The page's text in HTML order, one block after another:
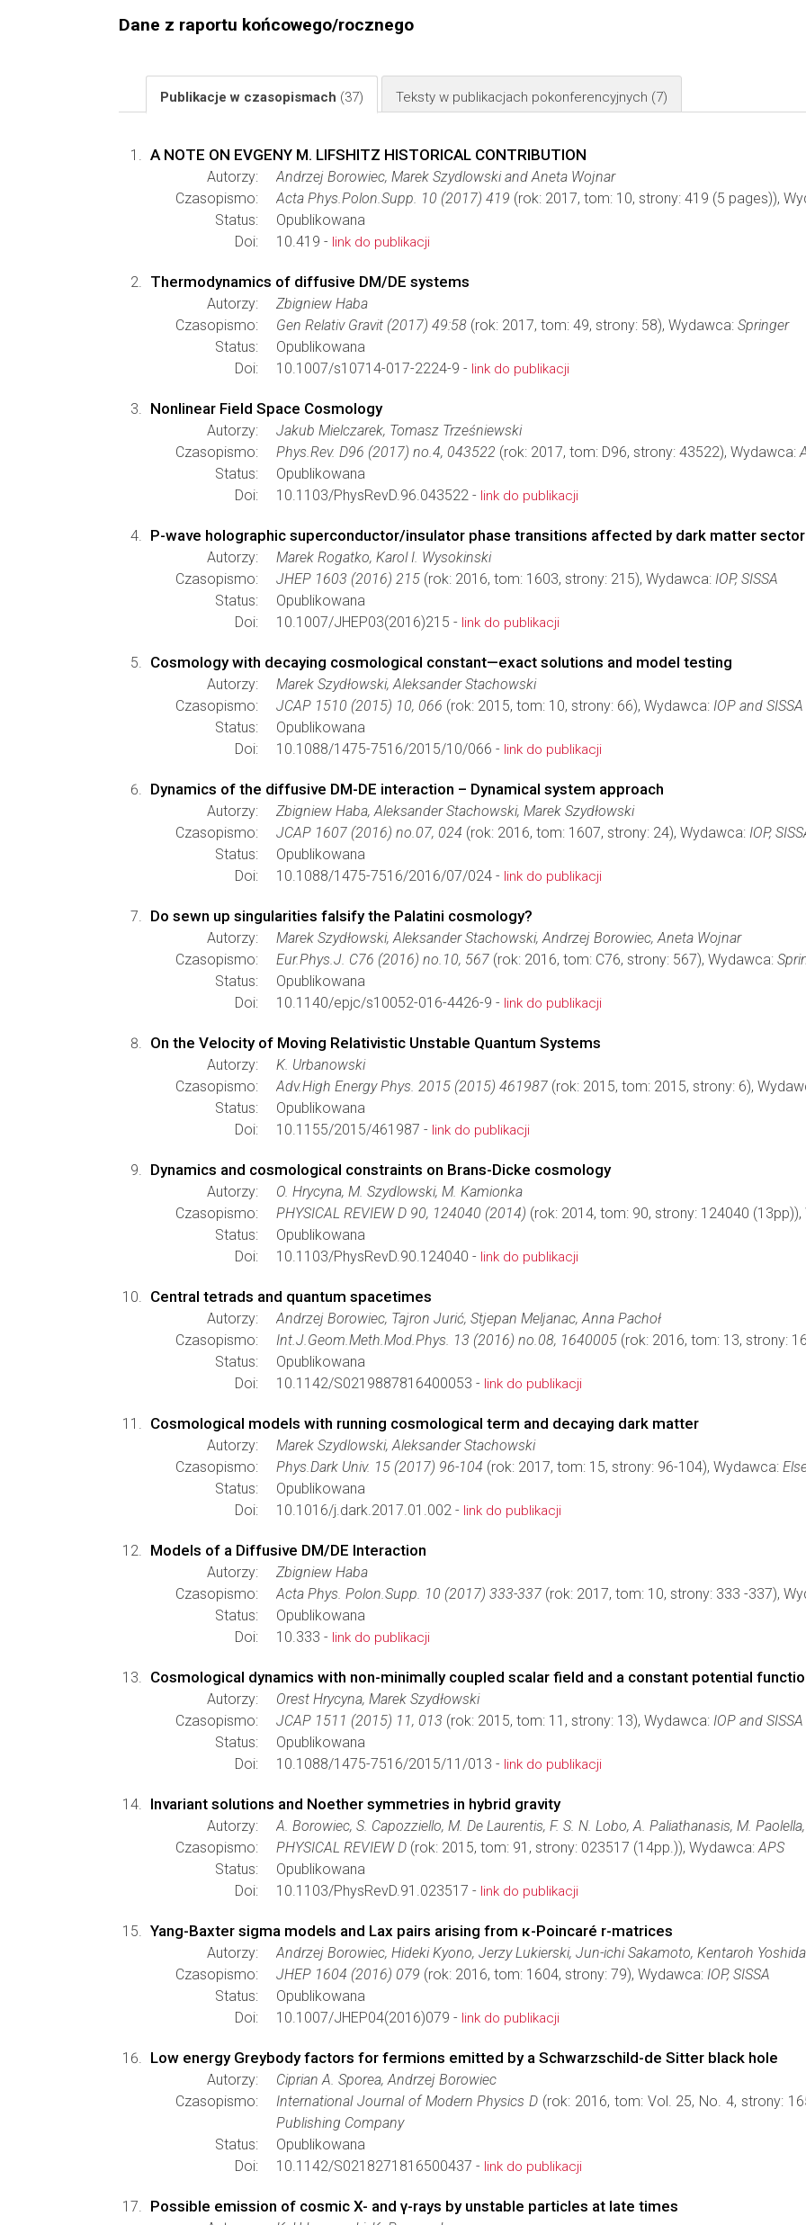
Dane z raportu końcowego/rocznego
Publikacje w czasopismach (37) Teksty w publikacjach pokonferencyjnych (7)
A NOTE ON EVGENY M. LIFSHITZ HISTORICAL CONTRIBUTION
Autorzy:
Andrzej Borowiec, Marek Szydlowski and Aneta Wojnar
Czasopismo:
Acta Phys.Polon.Supp. 10 (2017) 419 (rok: 2017, tom: 10, strony: 419 (5 pages)),
Status:
Opublikowana
Doi:
10.419 - link do publikacji
Thermodynamics of diffusive DM/DE systems
Autorzy:
Zbigniew Haba
Czasopismo:
Gen Relativ Gravit (2017) 49:58 (rok: 2017, tom: 49, strony: 58), Wydawca: Springer
Status:
Opublikowana
Doi:
10.1007/s10714-017-2224-9 - link do publikacji
Nonlinear Field Space Cosmology
Autorzy:
Jakub Mielczarek, Tomasz Trześniewski
Czasopismo:
Phys.Rev. D96 (2017) no.4, 043522 (rok: 2017, tom: D96, strony: 43522), Wydawca:
Status:
Opublikowana
Doi:
10.1103/PhysRevD.96.043522 - link do publikacji
P-wave holographic superconductor/insulator phase transitions affected by dark matter sector
Autorzy:
Marek Rogatko, Karol I. Wysokinski
Czasopismo:
JHEP 1603 (2016) 215 (rok: 2016, tom: 1603, strony: 215), Wydawca: IOP, SISSA
Status:
Opublikowana
Doi:
10.1007/JHEP03(2016)215 - link do publikacji
Cosmology with decaying cosmological constant—exact solutions and model testing
Autorzy:
Marek Szydłowski, Aleksander Stachowski
Czasopismo:
JCAP 1510 (2015) 10, 066 (rok: 2015, tom: 10, strony: 66), Wydawca: IOP and SISSA
Status:
Opublikowana
Doi:
10.1088/1475-7516/2015/10/066 - link do publikacji
Dynamics of the diffusive DM-DE interaction – Dynamical system approach
Autorzy:
Zbigniew Haba, Aleksander Stachowski, Marek Szydłowski
Czasopismo:
JCAP 1607 (2016) no.07, 024 (rok: 2016, tom: 1607, strony: 24), Wydawca: IOP,
Status:
Opublikowana
Doi:
10.1088/1475-7516/2016/07/024 - link do publikacji
Do sewn up singularities falsify the Palatini cosmology?
Autorzy:
Marek Szydłowski, Aleksander Stachowski, Andrzej Borowiec, Aneta Wojnar
Czasopismo:
Eur.Phys.J. C76 (2016) no.10, 567 (rok: 2016, tom: C76, strony: 567), Wydawca:
Status:
Opublikowana
Doi:
10.1140/epjc/s10052-016-4426-9 - link do publikacji
On the Velocity of Moving Relativistic Unstable Quantum Systems
Autorzy:
K. Urbanowski
Czasopismo:
Adv.High Energy Phys. 2015 (2015) 461987 (rok: 2015, tom: 2015, strony: 6),
Status:
Opublikowana
Doi:
10.1155/2015/461987 - link do publikacji
Dynamics and cosmological constraints on Brans-Dicke cosmology
Autorzy:
O. Hrycyna, M. Szydlowski, M. Kamionka
Czasopismo:
PHYSICAL REVIEW D 90, 124040 (2014) (rok: 2014, tom: 90, strony: 124040
Status:
Opublikowana
Doi:
10.1103/PhysRevD.90.124040 - link do publikacji
Central tetrads and quantum spacetimes
Autorzy:
Andrzej Borowiec, Tajron Jurić, Stjepan Meljanac, Anna Pachoł
Czasopismo:
Int.J.Geom.Meth.Mod.Phys. 13 (2016) no.08, 1640005 (rok: 2016, tom: 13, strony:
Status:
Opublikowana
Doi:
10.1142/S0219887816400053 - link do publikacji
Cosmological models with running cosmological term and decaying dark matter
Autorzy:
Marek Szydlowski, Aleksander Stachowski
Czasopismo:
Phys.Dark Univ. 15 (2017) 96-104 (rok: 2017, tom: 15, strony: 96-104), Wydawca:
Status:
Opublikowana
Doi:
10.1016/j.dark.2017.01.002 - link do publikacji
Models of a Diffusive DM/DE Interaction
Autorzy:
Zbigniew Haba
Czasopismo:
Acta Phys. Polon.Supp. 10 (2017) 333-337 (rok: 2017, tom: 10, strony: 333 -337),
Status:
Opublikowana
Doi:
10.333 - link do publikacji
Cosmological dynamics with non-minimally coupled scalar field and a constant potential
Autorzy:
Orest Hrycyna, Marek Szydłowski
Czasopismo:
JCAP 1511 (2015) 11, 013 (rok: 2015, tom: 11, strony: 13), Wydawca: IOP and SISSA
Status:
Opublikowana
Doi:
10.1088/1475-7516/2015/11/013 - link do publikacji
Invariant solutions and Noether symmetries in hybrid gravity
Autorzy:
A. Borowiec, S. Capozziello, M. De Laurentis, F. S. N. Lobo, A. Paliathanasis, M.
Czasopismo:
PHYSICAL REVIEW D (rok: 2015, tom: 91, strony: 023517 (14pp.)), Wydawca:APS
Status:
Opublikowana
Doi:
10.1103/PhysRevD.91.023517 - link do publikacji
Yang-Baxter sigma models and Lax pairs arising from κ-Poincaré r-matrices
Autorzy:
Andrzej Borowiec, Hideki Kyono, Jerzy Lukierski, Jun-ichi Sakamoto, Kentaroh Yoshida
Czasopismo:
JHEP 1604 (2016) 079 (rok: 2016, tom: 1604, strony: 79), Wydawca: IOP, SISSA
Status:
Opublikowana
Doi:
10.1007/JHEP04(2016)079 - link do publikacji
Low energy Greybody factors for fermions emitted by a Schwarzschild-de Sitter black hole
Autorzy:
Ciprian A. Sporea, Andrzej Borowiec
Czasopismo:
International Journal of Modern Physics D (rok: 2016, tom: Vol. 25, No. 4, strony:
Publishing Company
Status:
Opublikowana
Doi:
10.1142/S0218271816500437 - link do publikacji
Possible emission of cosmic X- and γ-rays by unstable particles at late times